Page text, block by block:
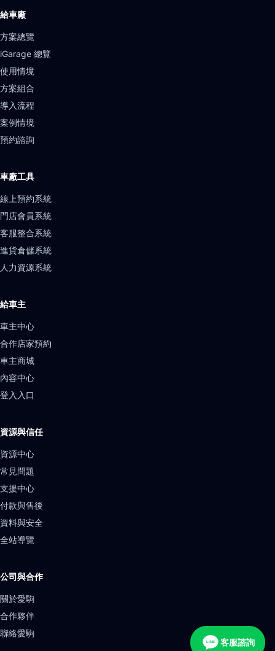
給車廠
方案總覽
iGarage 總覽
使用情境
方案組合
導入流程
案例情境
預約諮詢
車廠工具
線上預約系統
門店會員系統
客服整合系統
進貨倉儲系統
人力資源系統
給車主
車主中心
合作店家預約
車主商城
內容中心
登入入口
資源與信任
資源中心
常見問題
支援中心
付款與售後
資料與安全
全站導覽
公司與合作
關於愛駒
合作夥伴
聯絡愛駒
LINE 客服諮詢